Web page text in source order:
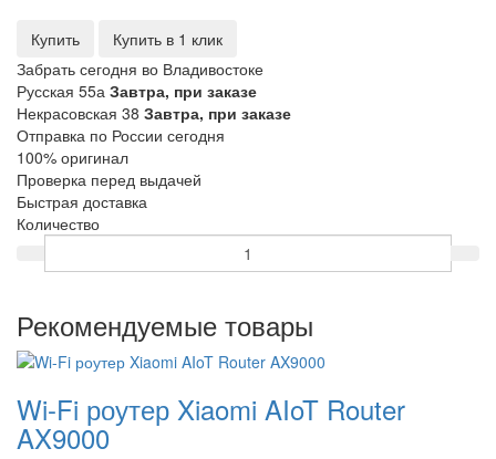
Купить
Купить в 1 клик
Забрать сегодня во Владивостоке
Русская 55а Завтра, при заказе
Некрасовская 38 Завтра, при заказе
Отправка по России сегодня
100% оригинал
Проверка перед выдачей
Быстрая доставка
Количество
Рекомендуемые товары
Wi-Fi роутер Xiaomi AIoT Router
AX9000